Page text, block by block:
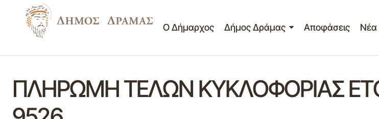
Ο Δήμαρχος Δήμος Δράμας Αποφάσεις Νέα
ΠΛΗΡΩΜΗ ΤΕΛΩΝ ΚΥΚΛΟΦΟΡΙΑΣ